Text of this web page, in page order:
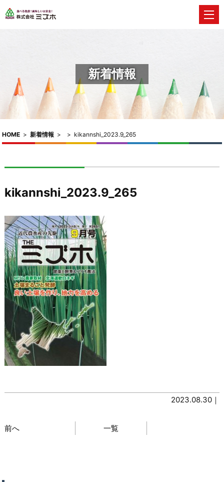
新着情報
HOME > 新着情報 > > kikannshi_2023.9_265
kikannshi_2023.9_265
2023.08.30｜
前へ 一覧